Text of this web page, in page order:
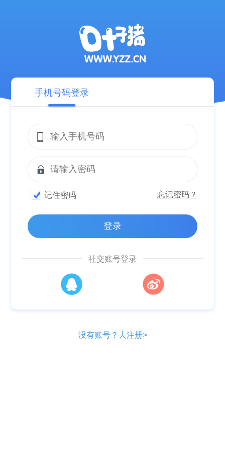
手机号码登录
记住密码 忘记密码？
登录
社交账号登录
没有账号？ 去注册>